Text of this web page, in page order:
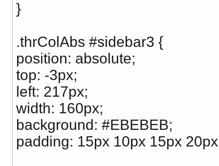
}
.thrColAbs #sidebar3 {
position: absolute;
top: -3px;
left: 217px;
width: 160px;
background: #EBEBEB;
padding: 15px 10px 15px